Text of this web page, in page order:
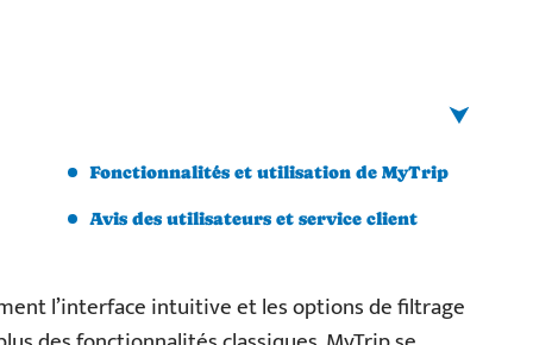
Fonctionnalités et utilisation de MyTrip
Avis des utilisateurs et service client
l’interface intuitive et les options de filtrage